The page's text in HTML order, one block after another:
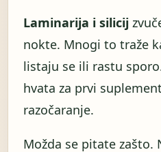
Laminarija i silicij
nokte. Mnogi to traže
listaju se ili rastu
hvata za prvi
razočaranje.
Možda se pitate zašto.